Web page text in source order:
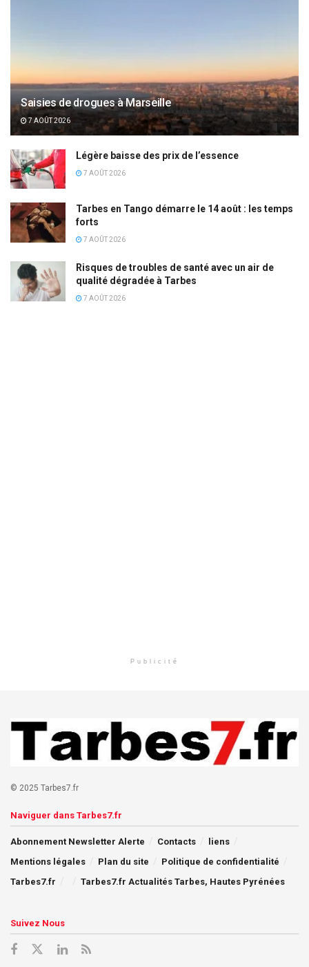
Saisies de drogues à Marseille
7 AOÛT 2026
Légère baisse des prix de l’essence
7 AOÛT 2026
Tarbes en Tango démarre le 14 août : les temps
forts
7 AOÛT 2026
Risques de troubles de santé avec un air de
qualité dégradée à Tarbes
7 AOÛT 2026
Publicité
© 2025 Tarbes7.fr
Naviguer dans Tarbes7.fr
Abonnement Newsletter Alerte Contacts
liens
Mentions légales
Plan du site
Politique de confidentialité
Tarbes7.fr
Tarbes7.fr Actualités Tarbes, Hautes Pyrénées
Suivez Nous